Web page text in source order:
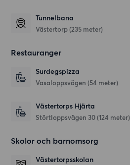
Tunnelbana
Västertorp (235 meter)
Restauranger
Surdegspizza
Vasaloppsvägen (54 meter)
Västertorps Hjärta
Störtloppsvägen 30 (124 meter)
Skolor och barnomsorg
Västertorpsskolan